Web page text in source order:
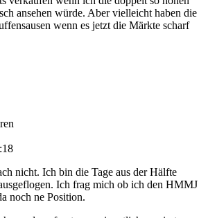
ansehen würde. Aber vielleicht haben die
wenn es jetzt die Märkte scharf
nicht. Ich bin die Tage aus der Hälfte
Ich frag mich ob ich den HMMJ
noch ne Position.